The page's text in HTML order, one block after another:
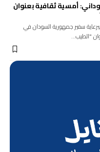
أمسية ثقافية بعنوان
سفير جمهورية السودان في
"الطيب…